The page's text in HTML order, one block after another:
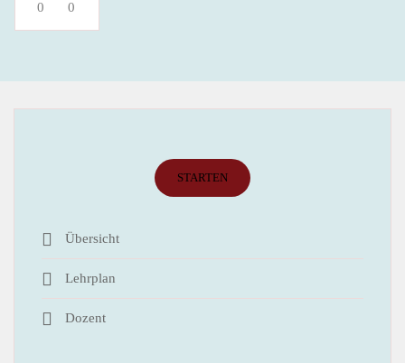
0 0
STARTEN
Übersicht
Lehrplan
Dozent